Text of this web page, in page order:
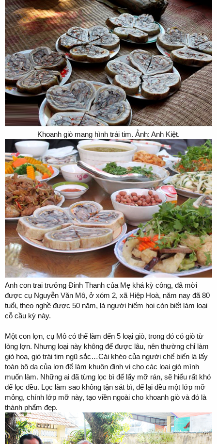
Khoanh giò mang hình trái tim. Ảnh: Anh Kiệt.
Anh con trai trưởng Đinh Thanh của Mẹ khá kỳ công, đã mời
được cụ Nguyễn Văn Mô, ở xóm 2, xã Hiệp Hoà, năm nay đã 80
tuổi, theo nghề được 50 năm, là người hiếm hoi còn biết làm loại
cỗ cầu kỳ này.
Một con lợn, cụ Mô có thể làm đến 5 loại giò, trong đó có giò từ
lòng lợn. Nhưng loại này không để được lâu, nên thường chỉ làm
giò hoa, giò trái tim ngũ sắc…Cái khéo của người chế biến là lấy
toàn bộ da của lợn để làm khuôn định vị cho các loại giò mình
muốn làm. Những ai đã từng lọc bì để lấy mỡ rán, sẽ hiểu rất khó
để lọc đều. Lọc làm sao không tận sát bì, để lại đều một lớp mỡ
mỏng, chính lớp mỡ này, tạo viền ngoài cho khoanh giò và đó là
thành phẩm đẹp.